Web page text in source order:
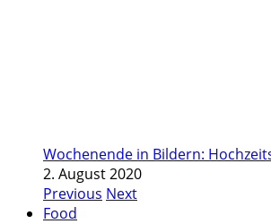
Wochenende in Bildern:
2. August 2020
Previous Next
Food